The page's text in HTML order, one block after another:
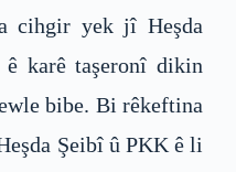
cihgir yek jî Heşda
ê karê taşeronî dikin
bibe. Bi rêkeftina
Şeibî û PKK ê li